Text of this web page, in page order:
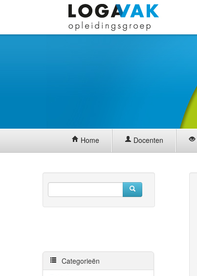
Home Docenten
Categorieën